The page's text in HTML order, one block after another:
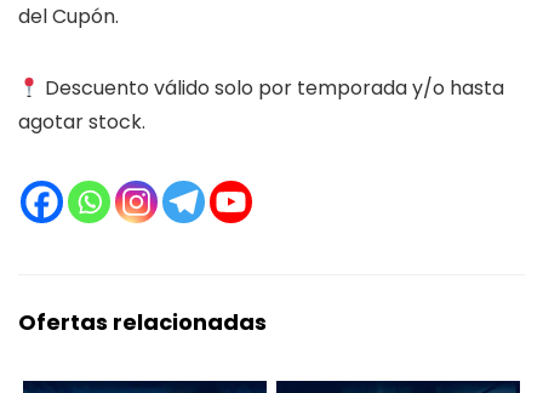
del Cupón.
Descuento válido solo por temporada y/o hasta
agotar stock.
Ofertas relacionadas